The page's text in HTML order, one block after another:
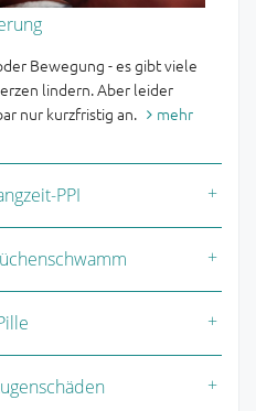
Bewegung - es gibt viele
lindern. Aber leider
nur kurzfristig an.
mehr
PPI